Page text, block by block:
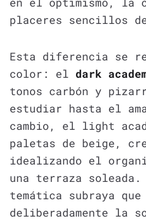
placeres sencillos
Esta diferencia se
color: el dark
tonos carbón y
estudiar hasta el
cambio, el light
paletas de beige,
idealizando el
una terraza
temática subraya
deliberadamente la